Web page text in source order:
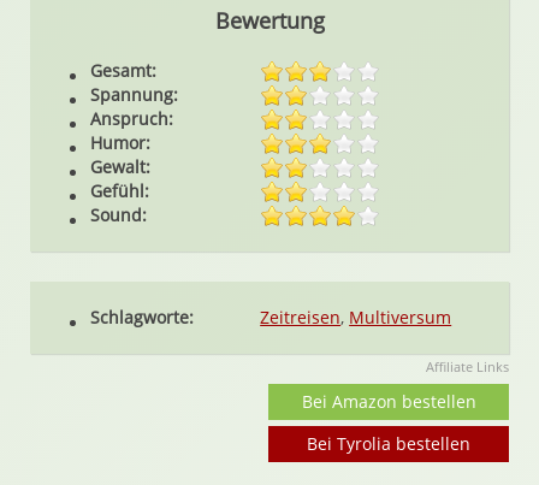
Bewertung
Gesamt:
Spannung:
Anspruch:
Humor:
Gewalt:
Gefühl:
Sound:
Schlagworte: Zeitreisen, Multiversum
Affiliate Links
Bei Amazon bestellen
Bei Tyrolia bestellen